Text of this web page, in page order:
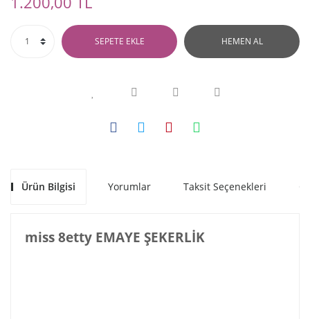
SEPETE EKLE HEMEN AL
Ürün Bilgisi Yorumlar Taksit Seçenekleri
miss 8etty EMAYE ŞEKERLİK